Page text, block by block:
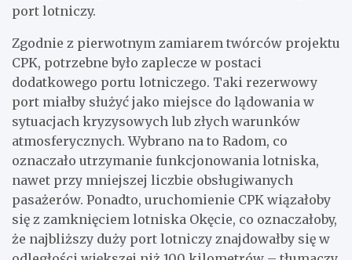
port lotniczy.
Zgodnie z pierwotnym zamiarem twórców projektu
CPK, potrzebne było zaplecze w postaci
dodatkowego portu lotniczego. Taki rezerwowy
port miałby służyć jako miejsce do lądowania w
sytuacjach kryzysowych lub złych warunków
atmosferycznych. Wybrano na to Radom, co
oznaczało utrzymanie funkcjonowania lotniska,
nawet przy mniejszej liczbie obsługiwanych
pasażerów. Ponadto, uruchomienie CPK wiązałoby
się z zamknięciem lotniska Okęcie, co oznaczałoby,
że najbliższy duży port lotniczy znajdowałby się w